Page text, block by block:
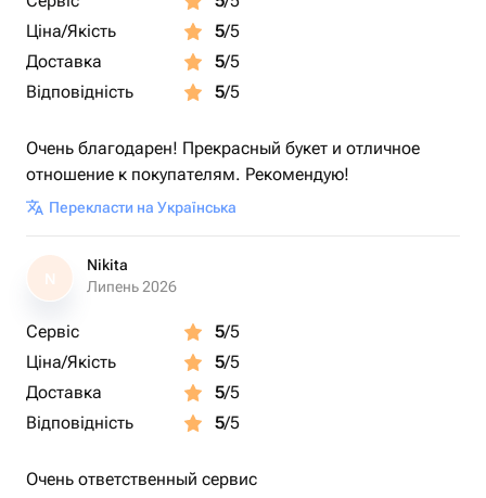
Ціна/Якість
5/5
Доставка
5/5
Відповідність
5/5
Очень благодарен! Прекрасный букет и отличное
отношение к покупателям. Рекомендую!
Перекласти на Українська
N
Nikita
Липень 2026
Сервіс 5/5
Ціна/Якість
5/5
Доставка
5/5
Відповідність
5/5
Очень ответственный сервис